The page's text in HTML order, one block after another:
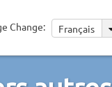
Change: Français